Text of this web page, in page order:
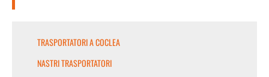
TRASPORTATORI A COCLEA
NASTRI TRASPORTATORI